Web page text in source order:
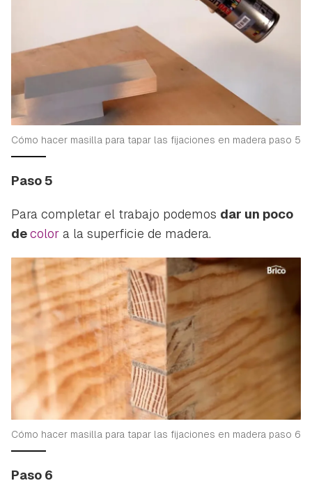
Cómo hacer masilla para tapar las fijaciones en madera paso 5
Paso 5
Para completar el trabajo podemos dar un poco
decolor a la superficie de madera.
Cómo hacer masilla para tapar las fijaciones en madera paso 6
Paso 6